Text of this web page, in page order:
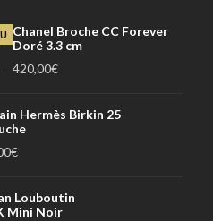
Chanel Broche CC Forever
Doré 3.3 cm
420,00€
Hermès Birkin 25
€
Louboutin
Mini Noir